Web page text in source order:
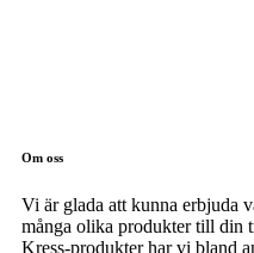
Om oss
Vi är glada att kunna erbjuda
många olika produkter till din
Kress-produkter har vi bland